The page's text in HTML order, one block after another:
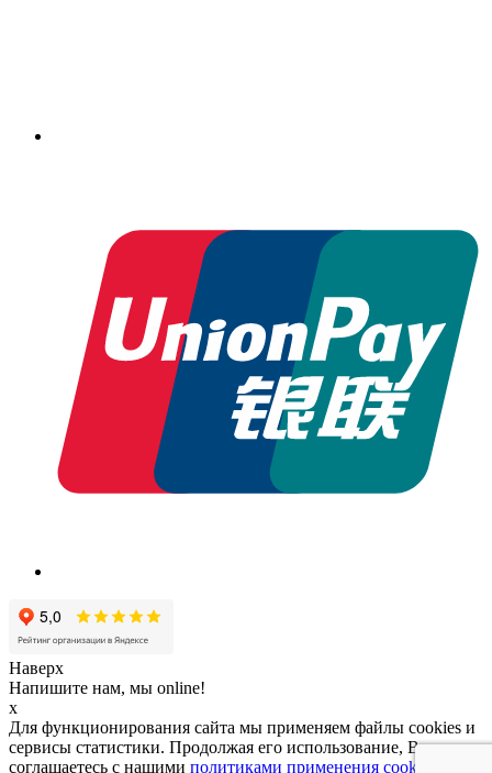
Наверх
Напишите нам, мы online!
x
Для функционирования сайта мы применяем файлы cookies и
сервисы статистики. Продолжая его использование, Вы
соглашаетесь с нашими политиками применения cookies и